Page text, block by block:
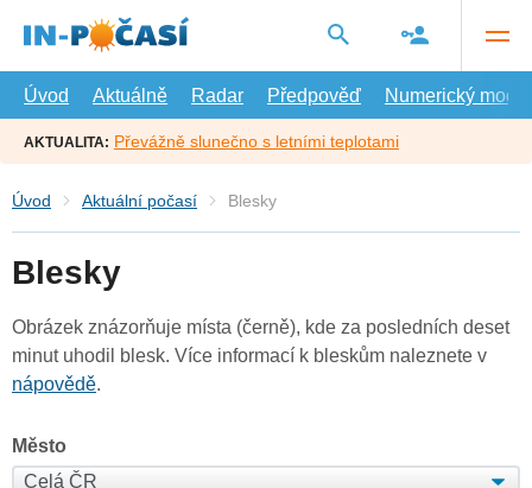
hlavní
Úvod
Aktuálně Radar Předpověď Numerický model
AKTUALITA: Převážně slunečno s letními teplotami
Úvod Aktuální počasí Blesky
Blesky
Obrázek znázorňuje místa (černě), kde za posledních deset
minut uhodil blesk. Více informací k bleskům naleznete v
nápovědě.
Město